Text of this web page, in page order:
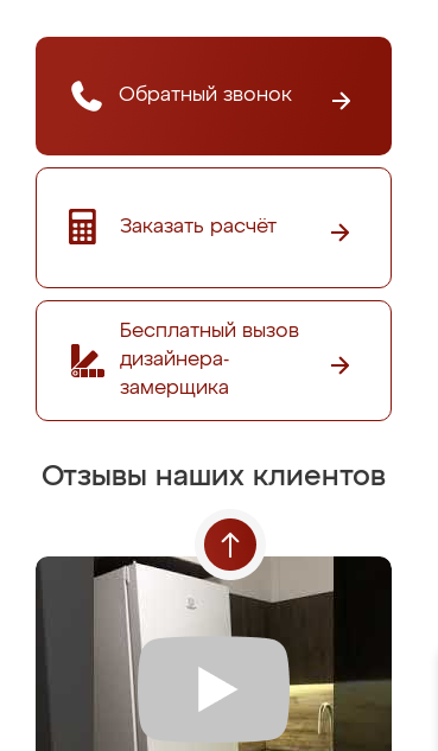
Обратный звонок
Заказать расчёт
Бесплатный вызов
дизайнера-
замерщика
Отзывы наших клиентов